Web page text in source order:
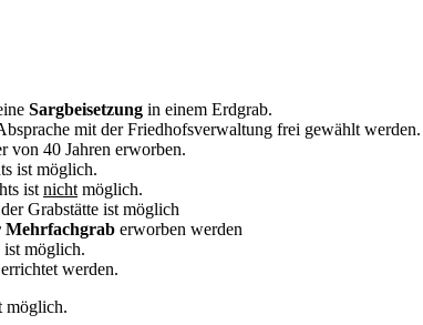
Sargbeisetzung in einem Erdgrab.
mit der Friedhofsverwaltung frei gewählt werden.
von 40 Jahren erworben.
ist möglich.
ist nicht möglich.
Grabstätte ist möglich
Mehrfachgrab erworben werden
möglich.
errichtet werden.
möglich.